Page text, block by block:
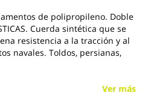
de polipropileno. Doble
Cuerda sintética que se
resistencia a la tracción y al
navales. Toldos, persianas,
Ver más